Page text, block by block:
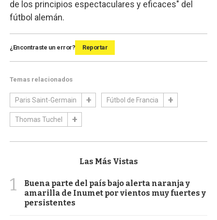
de los principios espectaculares y eficaces" del
fútbol alemán.
¿Encontraste un error? Reportar
Temas relacionados
Paris Saint-Germain Fútbol de Francia
Thomas Tuchel
Las Más Vistas
1
Buena parte del país bajo alerta naranja y
amarilla de Inumet por vientos muy fuertes y
persistentes